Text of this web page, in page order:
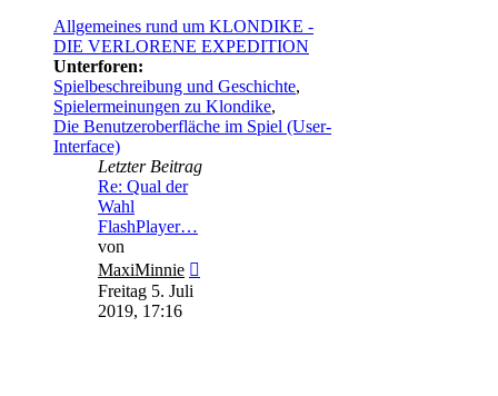
Allgemeines rund um KLONDIKE -
DIE VERLORENE EXPEDITION
Unterforen:
Spielbeschreibung und Geschichte,
Spielermeinungen zu Klondike,
Die Benutzeroberfläche im Spiel (User-
Interface)
Letzter Beitrag
Re: Qual der
Wahl
FlashPlayer…
von
MaxiMinnie
Freitag 5. Juli
2019, 17:16